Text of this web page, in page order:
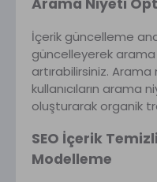
Arama Niyeti
İçerik güncelleme
güncelleyerek arama
artırabilirsiniz.
kullanıcıların arama
oluşturarak organik
SEO İçerik
Modelleme